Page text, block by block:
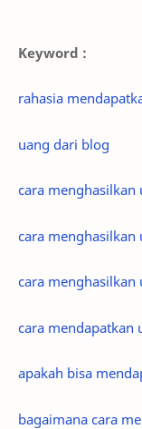
Keyword :
rahasia
uang dari blog
cara menghasilkan
cara menghasilkan
cara
cara mendapatkan
apakah bisa
bagaimana cara